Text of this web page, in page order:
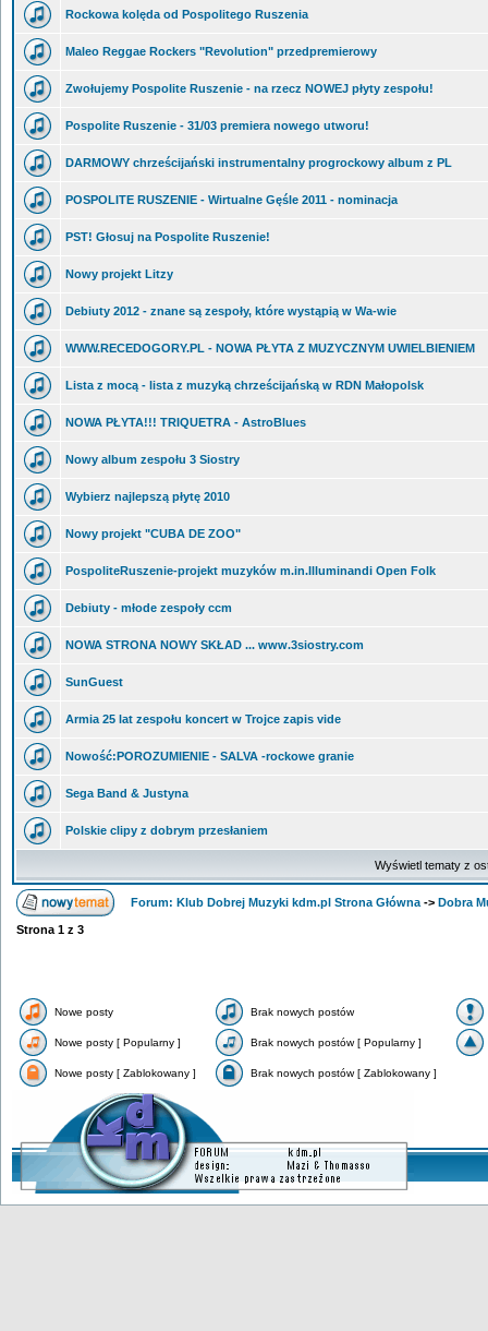
Rockowa kolęda od Pospolitego Ruszenia
Maleo Reggae Rockers "Revolution" przedpremierowy
Zwołujemy Pospolite Ruszenie - na rzecz NOWEJ płyty zespołu!
Pospolite Ruszenie - 31/03 premiera nowego utworu!
DARMOWY chrześcijański instrumentalny progrockowy album z PL
POSPOLITE RUSZENIE - Wirtualne Gęśle 2011 - nominacja
PST! Głosuj na Pospolite Ruszenie!
Nowy projekt Litzy
Debiuty 2012 - znane są zespoły, które wystąpią w Wa-wie
WWW.RECEDOGORY.PL - NOWA PŁYTA Z MUZYCZNYM UWIELBIENIEM
Lista z mocą - lista z muzyką chrześcijańską w RDN Małopolsk
NOWA PŁYTA!!! TRIQUETRA - AstroBlues
Nowy album zespołu 3 Siostry
Wybierz najlepszą płytę 2010
Nowy projekt "CUBA DE ZOO"
PospoliteRuszenie-projekt muzyków m.in.Illuminandi Open Folk
Debiuty - młode zespoły ccm
NOWA STRONA NOWY SKŁAD ... www.3siostry.com
SunGuest
Armia 25 lat zespołu koncert w Trojce zapis vide
Nowość:POROZUMIENIE - SALVA -rockowe granie
Sega Band & Justyna
Polskie clipy z dobrym przesłaniem
Wyświetl tematy z
Forum: Klub Dobrej Muzyki kdm.pl Strona Główna -> Dobra
Strona 1 z 3
Nowe posty Brak nowych postów
Nowe posty [ Popularny ] Brak nowych postów [ Popularny ]
Nowe posty [ Zablokowany ] Brak nowych postów [ Zablokowany ]